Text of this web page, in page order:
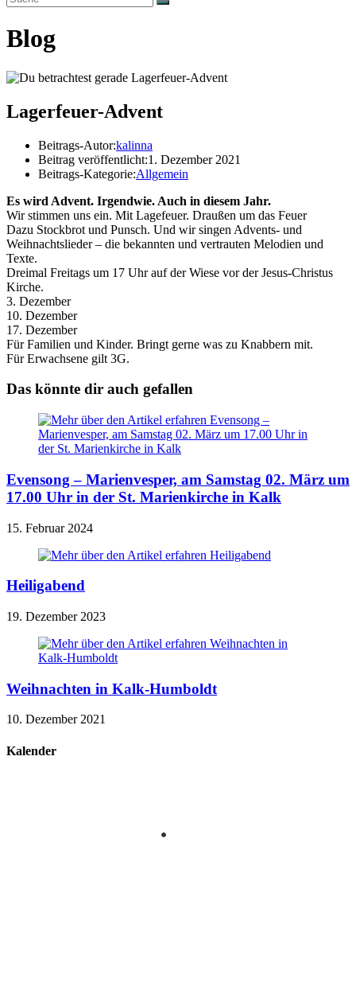
Blog
Lagerfeuer-Advent
Beitrags-Autor:kalinna
Beitrag veröffentlicht:1. Dezember 2021
Beitrags-Kategorie:Allgemein
Es wird Advent. Irgendwie. Auch in diesem Jahr.
Wir stimmen uns ein. Mit Lagefeuer. Draußen um das Feuer
Dazu Stockbrot und Punsch. Und wir singen Advents- und
Weihnachtslieder – die bekannten und vertrauten Melodien und
Texte.
Dreimal Freitags um 17 Uhr auf der Wiese vor der Jesus-Christus
Kirche.
3. Dezember
10. Dezember
17. Dezember
Für Familien und Kinder. Bringt gerne was zu Knabbern mit.
Für Erwachsene gilt 3G.
Das könnte dir auch gefallen
Evensong – Marienvesper, am Samstag 02. März um
17.00 Uhr in der St. Marienkirche in Kalk
15. Februar 2024
Heiligabend
19. Dezember 2023
Weihnachten in Kalk-Humboldt
10. Dezember 2021
Kalender